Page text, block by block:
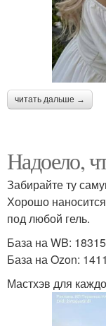
читать дальше →
Надоело,
Забирайте ту
Хорошо
под любой гель.
База на WB:
База на Ozon:
Мастхэв для